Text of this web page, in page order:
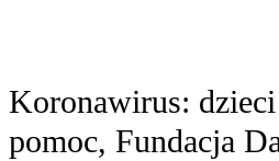
Koronawirus:
pomoc, Fundacja